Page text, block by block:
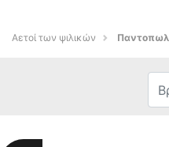
Αετοί των ψιλικών